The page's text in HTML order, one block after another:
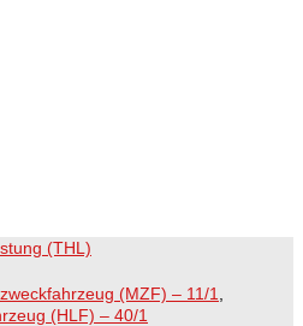
(THL)
(MZF) – 11/1
(HLF) – 40/1